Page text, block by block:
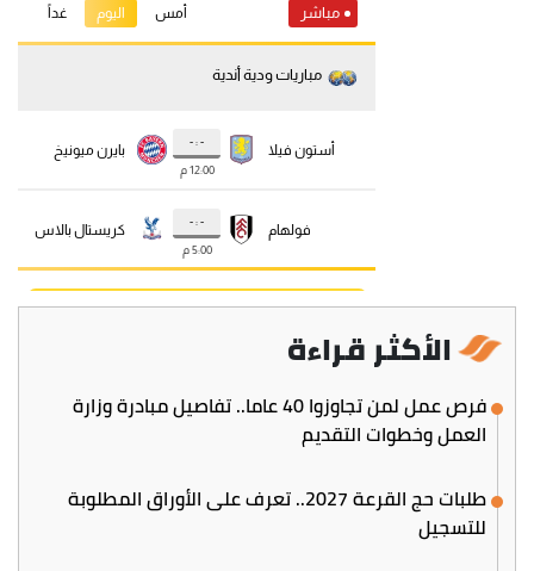
الأكثر قراءة
فرص عمل لمن تجاوزوا 40 عاما.. تفاصيل مبادرة وزارة
العمل وخطوات التقديم
طلبات حج القرعة 2027.. تعرف على الأوراق المطلوبة
للتسجيل